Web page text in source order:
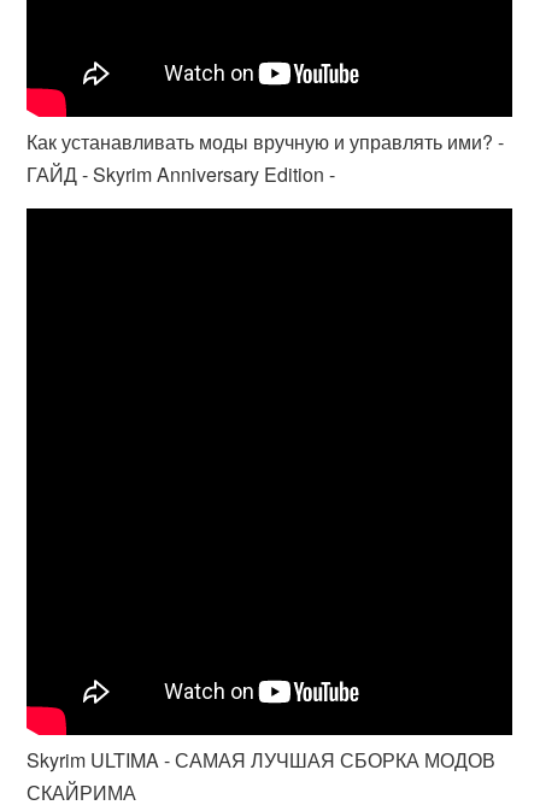
Как устанавливать моды вручную и управлять ими? -
ГАЙД - Skyrim Anniversary Edition -
Skyrim ULTIMA - САМАЯ ЛУЧШАЯ СБОРКА МОДОВ
СКАЙРИМА